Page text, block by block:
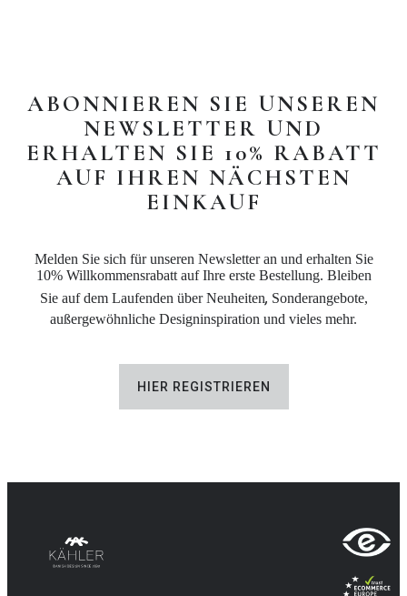
ABONNIEREN SIE UNSEREN
NEWSLETTER UND
ERHALTEN SIE 10% RABATT
AUF IHREN NÄCHSTEN
EINKAUF
Melden Sie sich für unseren Newsletter an und erhalten Sie
10% Willkommensrabatt auf Ihre erste Bestellung. Bleiben
Sie auf dem Laufenden über Neuheiten, Sonderangebote,
außergewöhnliche Designinspiration und vieles mehr.
HIER REGISTRIEREN